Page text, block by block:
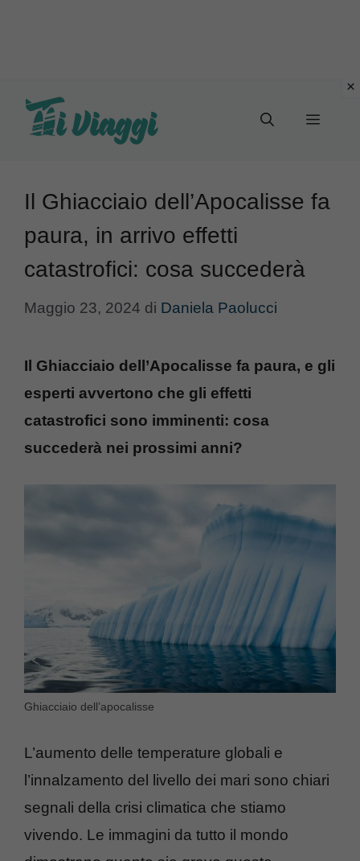
Menu
Il Ghiacciaio dell’Apocalisse fa
paura, in arrivo effetti
catastrofici: cosa succederà
Maggio 23, 2024 di Daniela Paolucci
Il Ghiacciaio dell’Apocalisse fa paura, e gli
esperti avvertono che gli effetti
catastrofici sono imminenti: cosa
succederà nei prossimi anni?
Ghiacciaio dell’apocalisse
L’aumento delle temperature globali e
l’innalzamento del livello dei mari sono chiari
segnali della crisi climatica che stiamo
vivendo. Le immagini da tutto il mondo